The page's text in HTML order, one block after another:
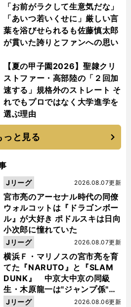
「お前がラクして生意気だな」
「あいつ若いくせに」厳しい言
葉を浴びせられるも佐藤慎太郎
が貫いた誇りとファンへの思い
【夏の甲子園2026】聖隷クリ
ストファー・高部陸の「２回加
速する」規格外のストレート そ
れでもプロではなく大学進学を
選ぶ理由
っと見る
宮市亮のアーセナル時代の同僚
ウォルコットは『ドラゴンボー
ル』が大好き ポドルスキは日向
小次郎に憧れていた
2026.08.07更新
Jリーグ
横浜Ｆ・マリノスの宮市亮を育
てた『NARUTO』と『SLAM
DUNK』 中京大中京の同級
生・木原龍一は"ジャンプ係"だ
った
2026.08.07更新
Jリーグ
2026.08.06更新
Jリーグ